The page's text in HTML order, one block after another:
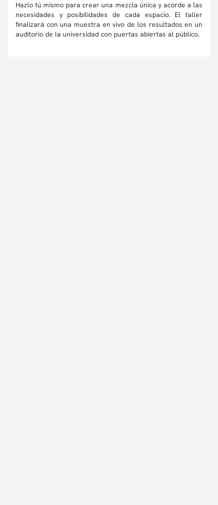
Hazlo tú mismo para crear una mezcla única y acorde a las
necesidades y posibilidades de cada espacio. El taller
finalizará con una muestra en vivo de los resultados en un
auditorio de la universidad con puertas abiertas al público.